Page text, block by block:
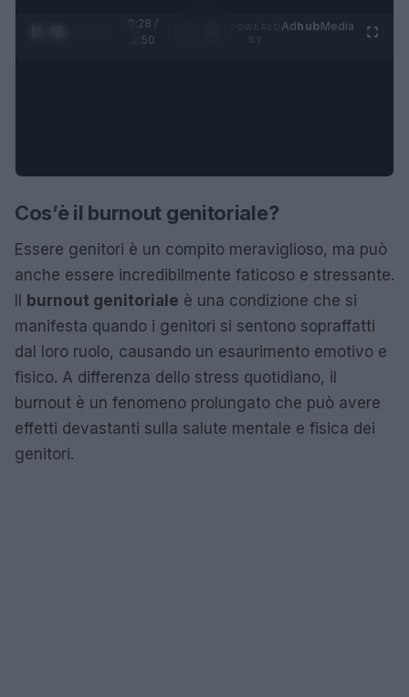
0:29 /
1:50
AdhubMedia
Cos’è il burnout genitoriale?
Essere genitori è un compito meraviglioso, ma può
anche essere incredibilmente faticoso e stressante.
Il burnout genitoriale è una condizione che si
manifesta quando i genitori si sentono sopraffatti
dal loro ruolo, causando un esaurimento emotivo e
fisico. A differenza dello stress quotidiano, il
burnout è un fenomeno prolungato che può avere
effetti devastanti sulla salute mentale e fisica dei
genitori.